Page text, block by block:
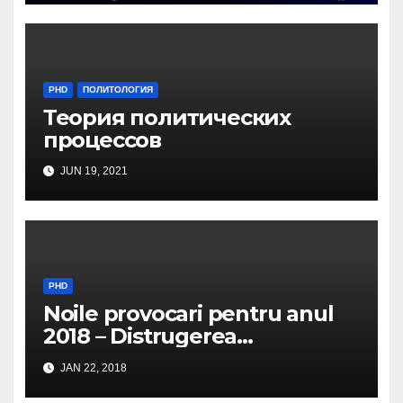
PHD ПОЛИТОЛОГИЯ
Теория политических
процессов
JUN 19, 2021
PHD
Noile provocari pentru anul
2018 – Distrugerea
structurilor EUro-Atlanti…
JAN 22, 2018